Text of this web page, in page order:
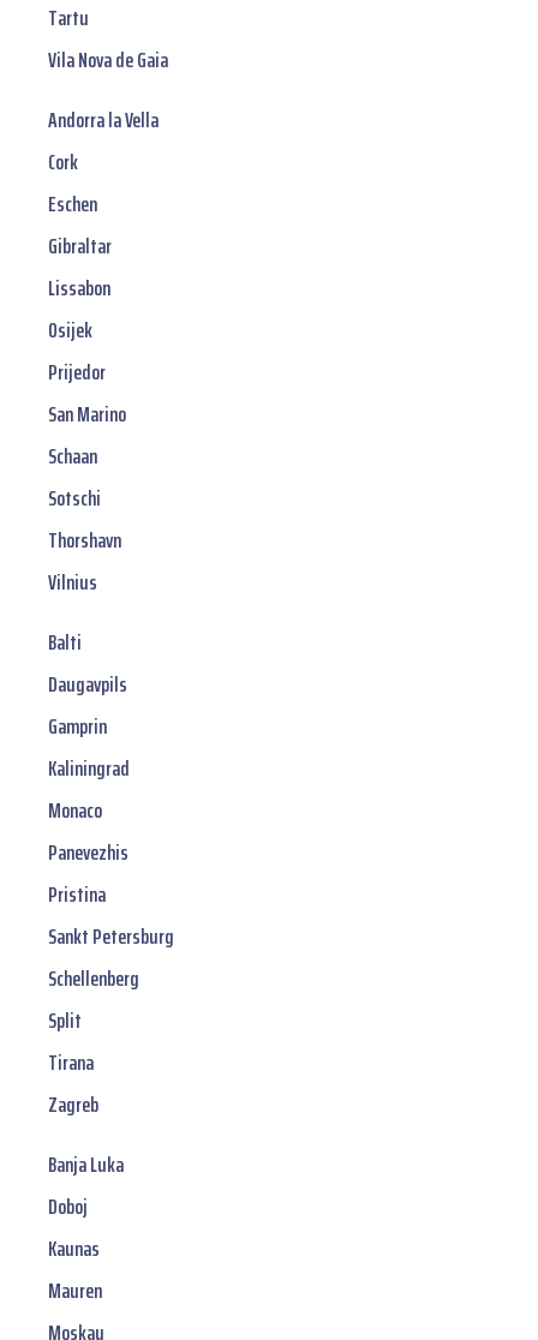
Tartu
Vila Nova de Gaia
Andorra la Vella
Cork
Eschen
Gibraltar
Lissabon
Osijek
Prijedor
San Marino
Schaan
Sotschi
Thorshavn
Vilnius
Balti
Daugavpils
Gamprin
Kaliningrad
Monaco
Panevezhis
Pristina
Sankt Petersburg
Schellenberg
Split
Tirana
Zagreb
Banja Luka
Doboj
Kaunas
Mauren